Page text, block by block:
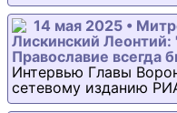
14 мая 2025 •
Лискинский
Православие всегда
Интервью Главы
сетевому изданию